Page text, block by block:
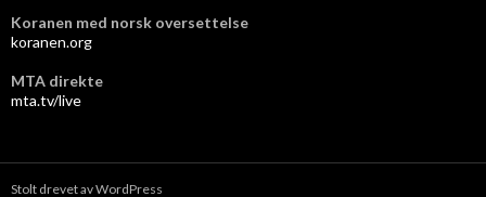
Koranen med norsk oversettelse
koranen.org
MTA direkte
mta.tv/live
Stolt drevet av WordPress